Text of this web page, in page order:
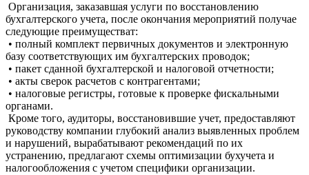
Организация, заказавшая услуги по восстановлению
бухгалтерского учета, после окончания мероприятий получае
следующие преимуществат:
• полный комплект первичных документов и электронную
базу соответствующих им бухгалтерских проводок;
• пакет сданной бухгалтерской и налоговой отчетности;
• акты сверок расчетов с контрагентами;
• налоговые регистры, готовые к проверке фискальными
органами.
Кроме того, аудиторы, восстановившие учет, предоставляют
руководству компании глубокий анализ выявленных проблем
и нарушений, вырабатывают рекомендаций по их
устранению, предлагают схемы оптимизации бухучета и
налогообложения с учетом специфики организации.